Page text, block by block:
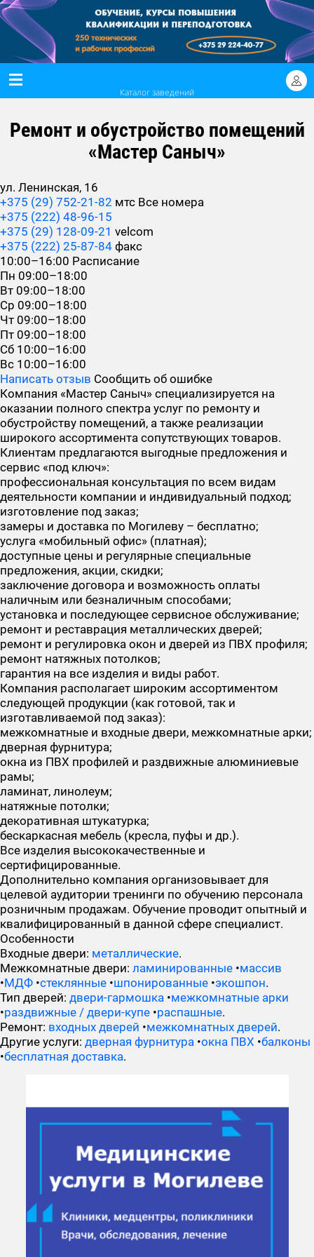
Каталог заведений
Ремонт и обустройство помещений
«Мастер Саныч»
ул. Ленинская, 16
+375 (29) 752-21-82 мтс Все номера
+375 (222) 48-96-15
+375 (29) 128-09-21 velcom
+375 (222) 25-87-84 факс
10:00–16:00 Расписание
Пн 09:00–18:00
Вт 09:00–18:00
Ср 09:00–18:00
Чт 09:00–18:00
Пт 09:00–18:00
Сб 10:00–16:00
Вс 10:00–16:00
Написать отзыв Сообщить об ошибке
Компания «Мастер Саныч» специализируется на
оказании полного спектра услуг по ремонту и
обустройству помещений, а также реализации
широкого ассортимента сопутствующих товаров.
Клиентам предлагаются выгодные предложения и
сервис «под ключ»:
профессиональная консультация по всем видам
деятельности компании и индивидуальный подход;
изготовление под заказ;
замеры и доставка по Могилеву – бесплатно;
услуга «мобильный офис» (платная);
доступные цены и регулярные специальные
предложения, акции, скидки;
заключение договора и возможность оплаты
наличным или безналичным способами;
установка и последующее сервисное обслуживание;
ремонт и реставрация металлических дверей;
ремонт и регулировка окон и дверей из ПВХ профиля;
ремонт натяжных потолков;
гарантия на все изделия и виды работ.
Компания располагает широким ассортиментом
следующей продукции (как готовой, так и
изготавливаемой под заказ):
межкомнатные и входные двери, межкомнатные арки;
дверная фурнитура;
окна из ПВХ профилей и раздвижные алюминиевые
рамы;
ламинат, линолеум;
натяжные потолки;
декоративная штукатурка;
бескаркасная мебель (кресла, пуфы и др.).
Все изделия высококачественные и
сертифицированные.
Дополнительно компания организовывает для
целевой аудитории тренинги по обучению персонала
розничным продажам. Обучение проводит опытный и
квалифицированный в данной сфере специалист.
Особенности
Входные двери: металлические.
Межкомнатные двери: ламинированные •массив
•МДФ •стеклянные •шпонированные •экошпон.
Тип дверей: двери-гармошка •межкомнатные арки
•раздвижные / двери-купе •распашные.
Ремонт: входных дверей •межкомнатных дверей.
Другие услуги: дверная фурнитура •окна ПВХ •балконы
•бесплатная доставка.